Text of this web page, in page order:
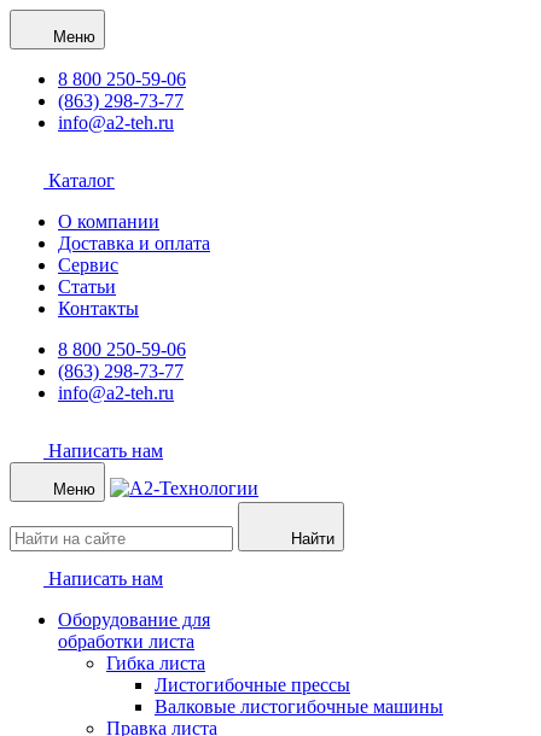
Меню
8 800 250-59-06
(863) 298-73-77
info@a2-teh.ru
Каталог
О компании
Доставка и оплата
Сервис
Статьи
Контакты
8 800 250-59-06
(863) 298-73-77
info@a2-teh.ru
Написать нам
Меню
Найти
Написать нам
Оборудование для
обработки листа
Гибка листа
Листогибочные прессы
Валковые листогибочные машины
Правка листа